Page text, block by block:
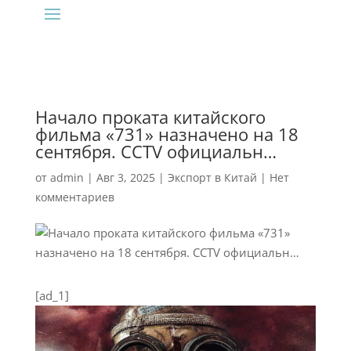
Начало проката китайского
фильма «731» назначено на 18
сентября. CCTV официальн…
от admin | Авг 3, 2025| Экспорт в Китай | Нет
комментариев
[ad_1]